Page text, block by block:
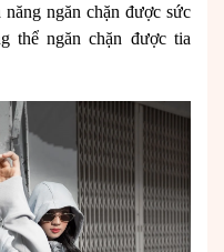
ngăn chặn được sức
thể ngăn chặn được tia